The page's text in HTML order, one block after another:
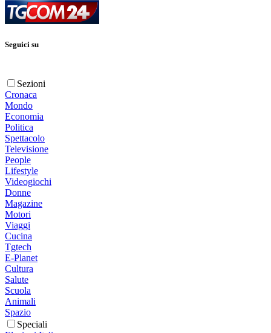
Seguici su
Sezioni
Cronaca
Mondo
Economia
Politica
Spettacolo
Televisione
People
Lifestyle
Videogiochi
Donne
Magazine
Motori
Viaggi
Cucina
Tgtech
E-Planet
Cultura
Salute
Scuola
Animali
Spazio
Speciali